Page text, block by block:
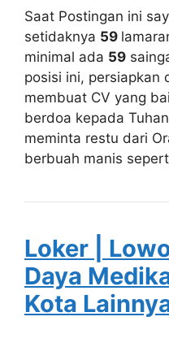
Saat Postingan ini
setidaknya 59
minimal ada 59
posisi ini, persiapkan
membuat CV yang
berdoa kepada
meminta restu dari
berbuah manis
Loker |
Daya
Kota